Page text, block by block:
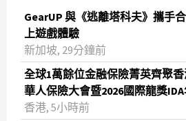
GearUP 與《逃離塔科夫》攜手
上遊戲體驗
新加坡, 29分鐘前
全球1萬餘位金融保險菁英齊聚
華人保險大會暨2026國際龍獎
香港, 5小時前